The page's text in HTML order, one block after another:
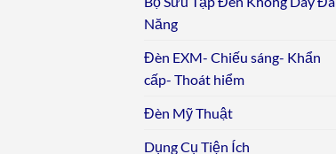
Năng
Đèn EXM- Chiếu sáng- Khẩn
cấp- Thoát hiểm
Đèn Mỹ Thuật
Dụng Cụ Tiện Ích